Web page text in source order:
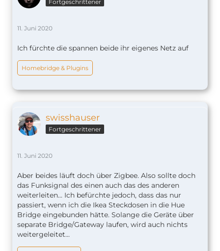
Fortgeschrittener
11. Juni 2020
Ich fürchte die spannen beide ihr eigenes Netz auf
Homebridge & Plugins
swisshauser
Fortgeschrittener
11. Juni 2020
Aber beides läuft doch über Zigbee. Also sollte doch
das Funksignal des einen auch das des anderen
weiterleiten... Ich befürchte jedoch, dass das nur
passiert, wenn ich die Ikea Steckdosen in die Hue
Bridge eingebunden hätte. Solange die Geräte über
separate Bridge/Gateway laufen, wird auch nichts
weitergeleitet...